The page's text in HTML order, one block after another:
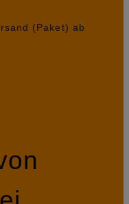
(Paket) ab